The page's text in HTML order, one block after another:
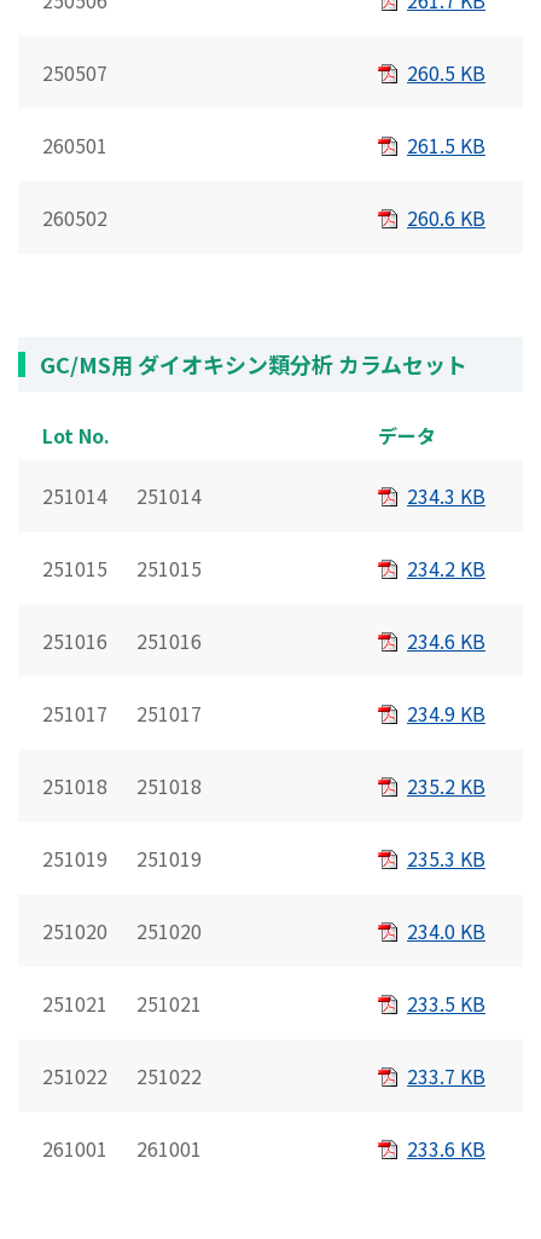
250507 260.5 KB
260501 261.5 KB
260502 260.6 KB
GC/MS用 ダイオキシン類分析 カラムセット
Lot No. データ
251014 251014 234.3 KB
251015 251015 234.2 KB
251016 251016 234.6 KB
251017 251017 234.9 KB
251018 251018 235.2 KB
251019 251019 235.3 KB
251020 251020 234.0 KB
251021 251021 233.5 KB
251022 251022 233.7 KB
261001 261001 233.6 KB